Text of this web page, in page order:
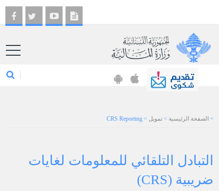
EN
> الصفحة الرئيسية >تمويل >
CRS Reporting
​التبادل التلقائي للمع​​لومات لغايات
ضريبية (CRS)​